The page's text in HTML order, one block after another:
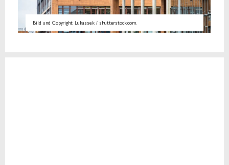
Bild und Copyright: Lukassek / shutterstock.com.